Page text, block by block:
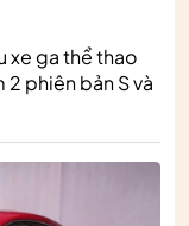
xe ga thể thao
phiên bản S và